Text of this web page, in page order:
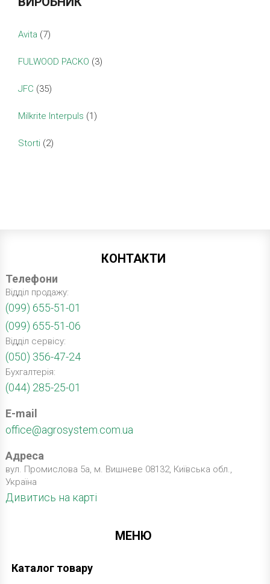
Avita (7)
FULWOOD PACKO (3)
JFC (35)
Milkrite Interpuls (1)
Storti (2)
КОНТАКТИ
Телефони
Відділ продажу:
(099) 655-51-01
(099) 655-51-06
Відділ сервісу:
(050) 356-47-24
Бухгалтерія:
(044) 285-25-01
E-mail
office@agrosystem.com.ua
Адреса
вул. Промислова 5а, м. Вишневе 08132, Київська обл.,
Україна
Дивитись на карті
МЕНЮ
Каталог товару